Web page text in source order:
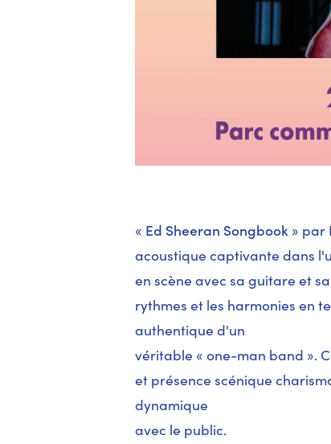
« Ed Sheeran Songbook » par
acoustique captivante dans
en scène avec sa guitare et
rythmes et les harmonies en
authentique d'un
véritable « one-man band ».
et présence scénique
dynamique
avec le public.